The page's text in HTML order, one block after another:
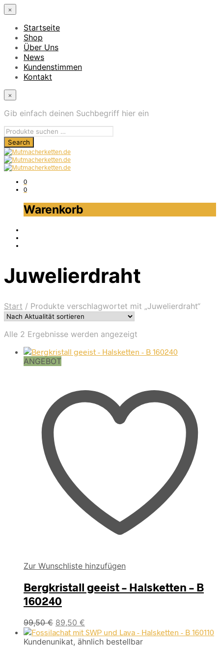
×
Startseite
Shop
Über Uns
News
Kundenstimmen
Kontakt
×
Gib einfach deinen Suchbegriff hier ein
0
0
Warenkorb
Juwelierdraht
Start / Produkte verschlagwortet mit „Juwelierdraht“
Alle 2 Ergebnisse werden angezeigt
sortiert
ANGEBOT
Zur Wunschliste hinzufügen
Bergkristall geeist – Halsketten – B
160240
99,50€ Ursprünglicher
Preis
war:
89,50 €
Preis
ist:
Kundenunikat, ähnlich bestellbar